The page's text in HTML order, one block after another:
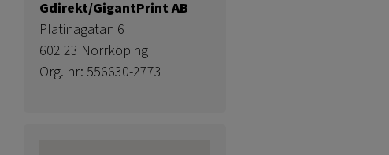
Gdirekt/GigantPrint AB
Platinagatan 6
602 23 Norrköping
Org. nr: 556630-2773